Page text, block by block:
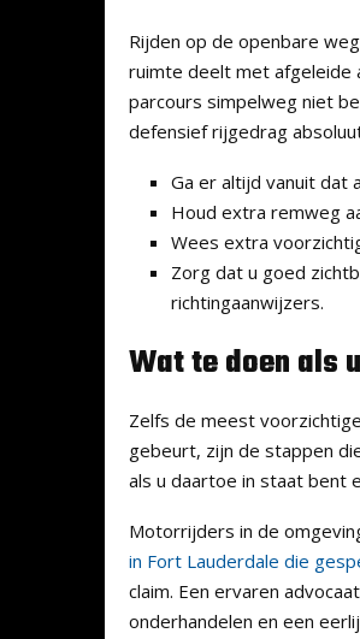
Rijden op de openbare
ruimte deelt met afgeleide
parcours simpelweg niet
defensief rijgedrag
Ga er altijd vanuit dat
Houd extra remweg
Wees extra
Zorg dat u goed
richtingaanwijzers.
Wat te doen als
Zelfs de meest
gebeurt, zijn de stappen
als u daartoe in staat bent
Motorrijders in de
in Fort Lauderdale die
claim. Een ervaren
onderhandelen en een